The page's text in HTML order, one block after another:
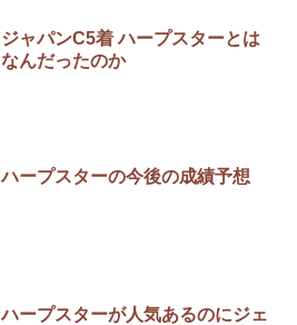
ジャパンC5着 ハープスターとは
なんだったのか
ハープスターの今後の成績予想
ハープスターが人気あるのにジェ